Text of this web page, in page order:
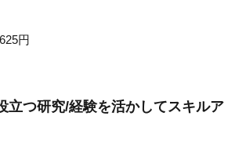
円
立つ研究/経験を活かしてスキルア